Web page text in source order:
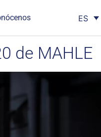
ES
de MAHLE